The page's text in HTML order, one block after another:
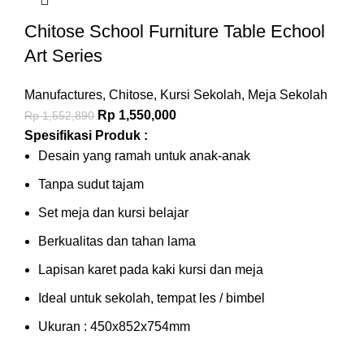
Chitose School Furniture Table Echool
Art Series
Manufactures, Chitose, Kursi Sekolah, Meja Sekolah
Rp1,552,890 Rp 1,550,000
Spesifikasi Produk :
Desain yang ramah untuk anak-anak
Tanpa sudut tajam
Set meja dan kursi belajar
Berkualitas dan tahan lama
Lapisan karet pada kaki kursi dan meja
Ideal untuk sekolah, tempat les / bimbel
Ukuran : 450x852x754mm